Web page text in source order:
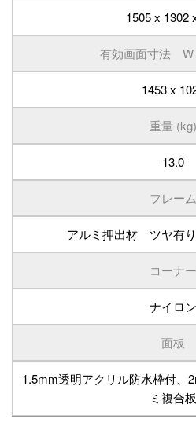
1505 x 1302
有効画面寸法 W
1453 x
重量 (kg)
13.0
フレーム
アルミ押出材 ツヤ有
コーナー
ナイロン
面板
1.5mm透明アクリル防水枠付、
ミ複合板